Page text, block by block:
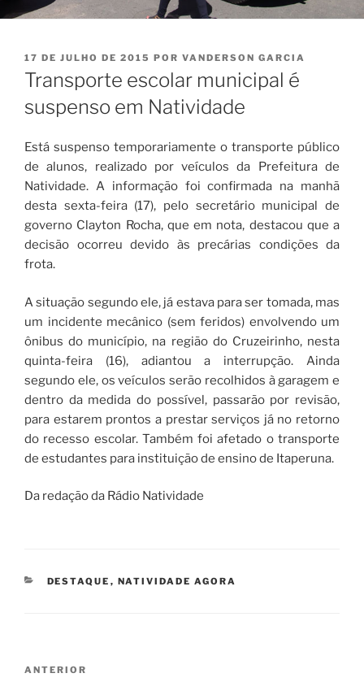
PUBLICADO
EM
17 DE JULHO DE 2015 POR VANDERSON GARCIA
Transporte escolar municipal é
suspenso em Natividade
Está suspenso temporariamente o transporte público
de alunos, realizado por veículos da Prefeitura de
Natividade. A informação foi confirmada na manhã
desta sexta-feira (17), pelo secretário municipal de
governo Clayton Rocha, que em nota, destacou que a
decisão ocorreu devido às precárias condições da
frota.
A situação segundo ele, já estava para ser tomada, mas
um incidente mecânico (sem feridos) envolvendo um
ônibus do município, na região do Cruzeirinho, nesta
quinta-feira (16), adiantou a interrupção. Ainda
segundo ele, os veículos serão recolhidos à garagem e
dentro da medida do possível, passarão por revisão,
para estarem prontos a prestar serviços já no retorno
do recesso escolar. Também foi afetado o transporte
de estudantes para instituição de ensino de Itaperuna.
Da redação da Rádio Natividade
CATEGORIAS
DESTAQUE , NATIVIDADE AGORA
Post
ANTERIOR